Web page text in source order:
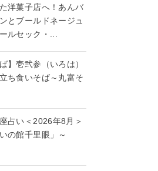
洋菓子店へ！あんバ
とブールドネージュ
ルセック・...
】壱弐参（いろは）
ち食いそば～丸富そ
占い＜2026年8月＞
の館千里眼」～